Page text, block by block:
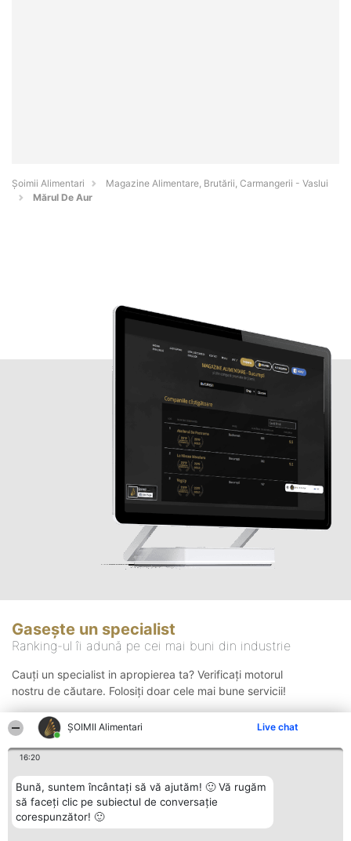
ŞOIMII Alimentari Live chat
16:20
Bună, suntem încântați să vă ajutăm! 🙂 Vă rugăm
să faceți clic pe subiectul de conversație
corespunzător! 🙂
Şoimii Alimentari
Magazine Alimentare, Brutării, Carmangerii - Vaslui
Mărul De Aur
Gasește un specialist
Ranking-ul îi adună pe cei mai buni din industrie
Cauți un specialist in apropierea ta? Verificați motorul
nostru de căutare. Folosiți doar cele mai bune servicii!